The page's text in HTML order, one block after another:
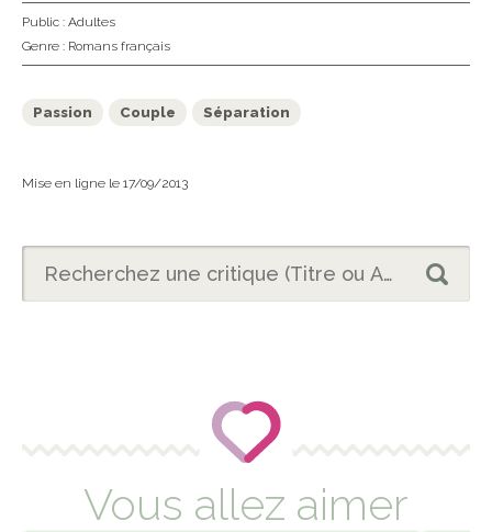
Public : Adultes
Genre : Romans français
Passion Couple Séparation
Mise en ligne le 17/09/2013
Vous allez aimer